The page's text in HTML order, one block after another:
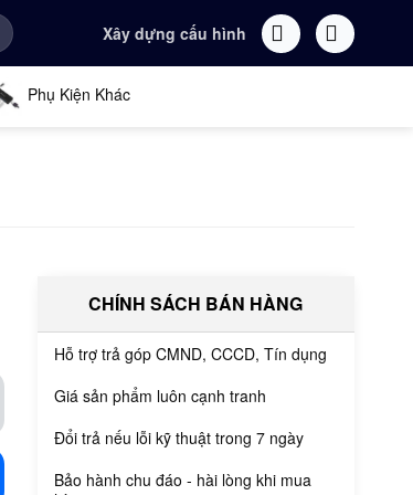
Xây dựng cấu hình
Phụ Kiện Khác
CHÍNH SÁCH BÁN HÀNG
Hỗ trợ trả góp CMND, CCCD, Tín dụng
Giá sản phẩm luôn cạnh tranh
Đổi trả nếu lỗi kỹ thuật trong 7 ngày
Bảo hành chu đáo - hài lòng khi mua